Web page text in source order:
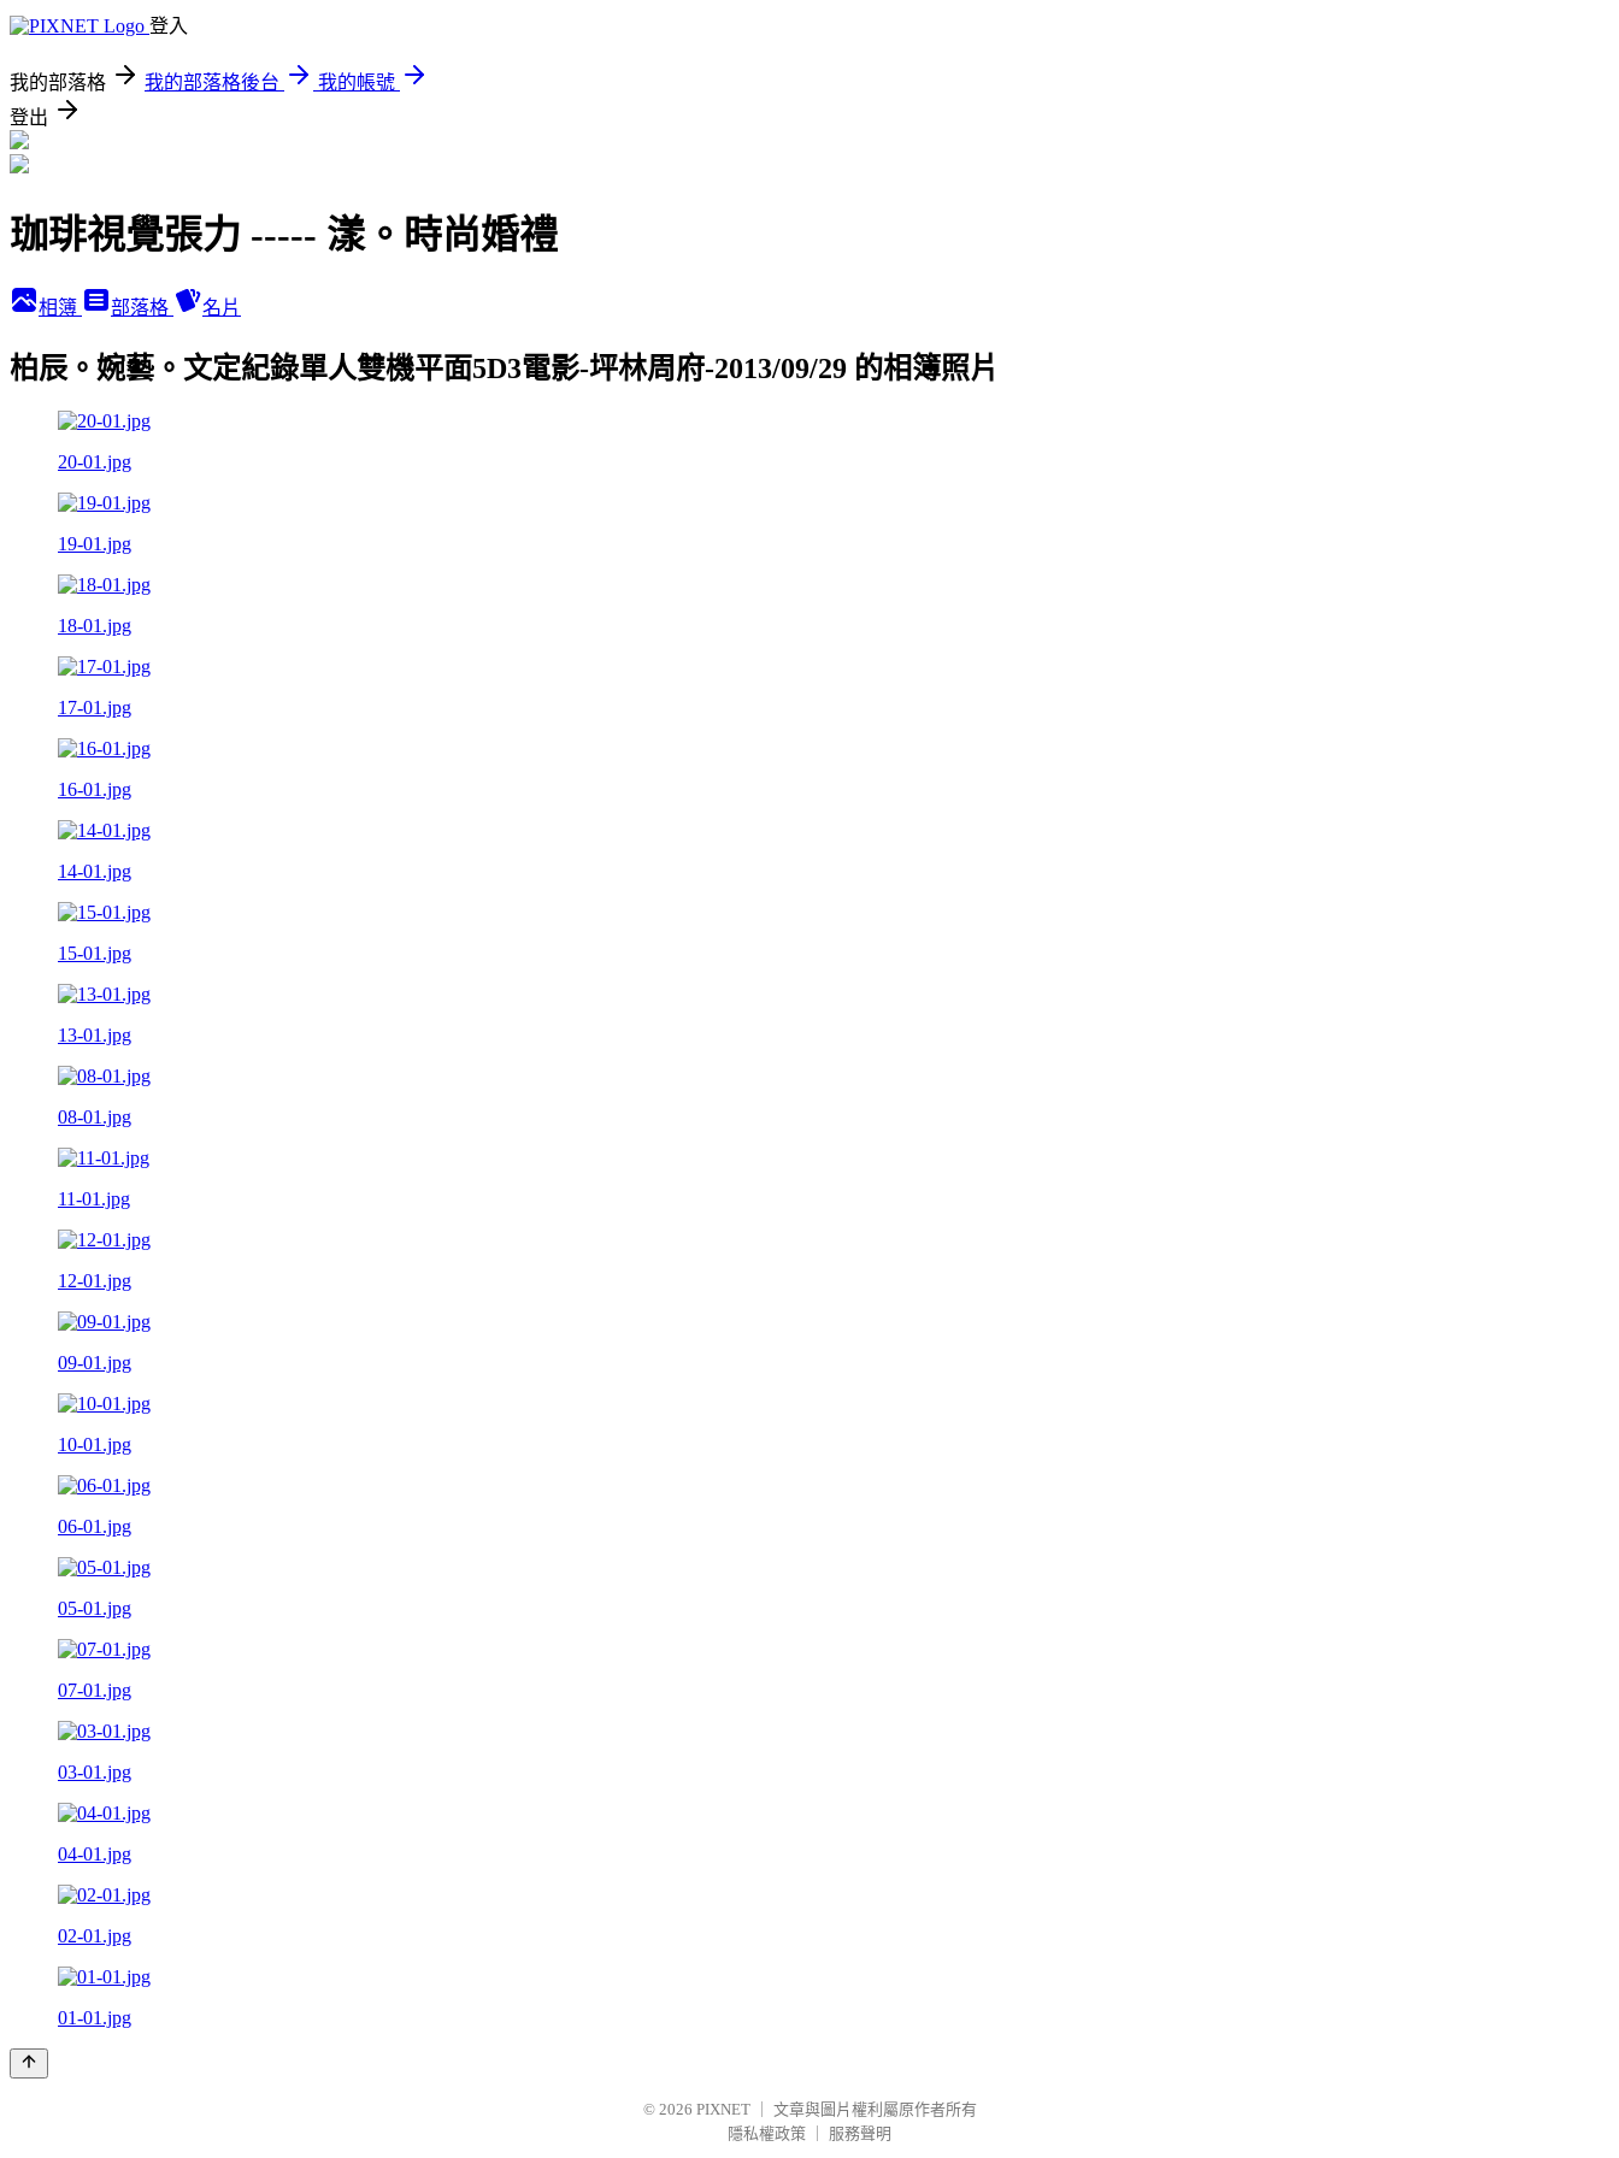
登入
我的部落格 我的部落格後台
我的帳號
登出
珈琲視覺張力 ----- 漾。時尚婚禮
相簿 部落格 名片
柏辰。婉藝。文定紀錄單人雙機平面5D3電影-坪林周府-2013/09/29 的相簿照片
20-01.jpg
19-01.jpg
18-01.jpg
17-01.jpg
16-01.jpg
14-01.jpg
15-01.jpg
13-01.jpg
08-01.jpg
11-01.jpg
12-01.jpg
09-01.jpg
10-01.jpg
06-01.jpg
05-01.jpg
07-01.jpg
03-01.jpg
04-01.jpg
02-01.jpg
01-01.jpg
© 2026 PIXNET
文章與圖片權利屬原作者所有
隱私權政策
服務聲明